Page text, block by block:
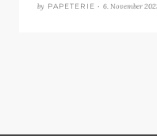
by PAPETERIE • 6. November